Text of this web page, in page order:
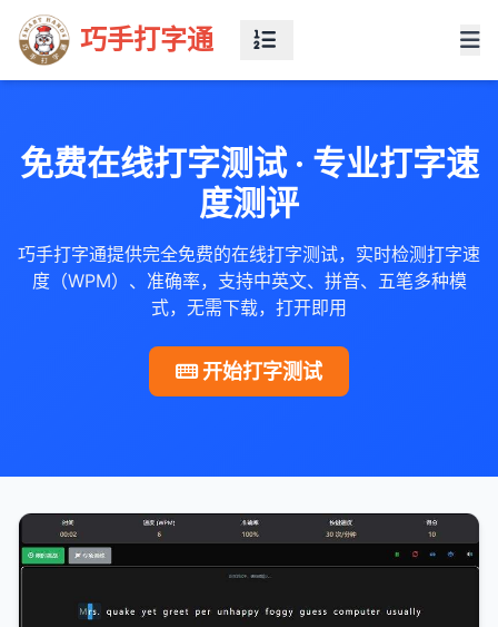
巧手打字通
免费在线打字测试 · 专业打字速
度测评
巧手打字通提供完全免费的在线打字测试，实时检测打字速
度（WPM）、准确率，支持中英文、拼音、五笔多种模
式，无需下载，打开即用
开始打字测试